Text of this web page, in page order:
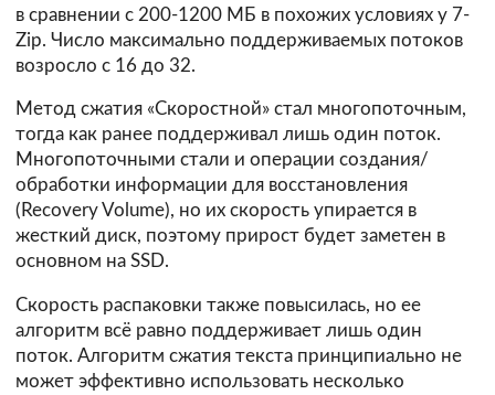
в сравнении с 200-1200 МБ в похожих условиях у 7-
Zip. Число максимально поддерживаемых потоков
возросло с 16 до 32.
Метод сжатия «Скоростной» стал многопоточным,
тогда как ранее поддерживал лишь один поток.
Многопоточными стали и операции создания/
обработки информации для восстановления
(Recovery Volume), но их скорость упирается в
жесткий диск, поэтому прирост будет заметен в
основном на SSD.
Скорость распаковки также повысилась, но ее
алгоритм всё равно поддерживает лишь один
поток. Алгоритм сжатия текста принципиально не
может эффективно использовать несколько